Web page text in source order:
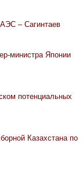
– Сагинтаев
министра Японии
потенциальных
Казахстана по